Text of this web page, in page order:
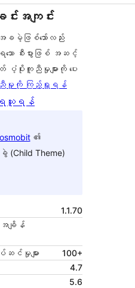
ခင်းအကျင်း
မဲ့ဖြစ်သော်လည်း
ရသော စီးပွားဖြစ် အဆင့်
ပိုးကူညီမှုများကို ပေး
ညီမှုကို ကြည့်ရှုရန်
ရယူရန်
၏
(Child Theme)
1.1.70
ချိန်
ဆင်မှုများ
100+
4.7
5.6